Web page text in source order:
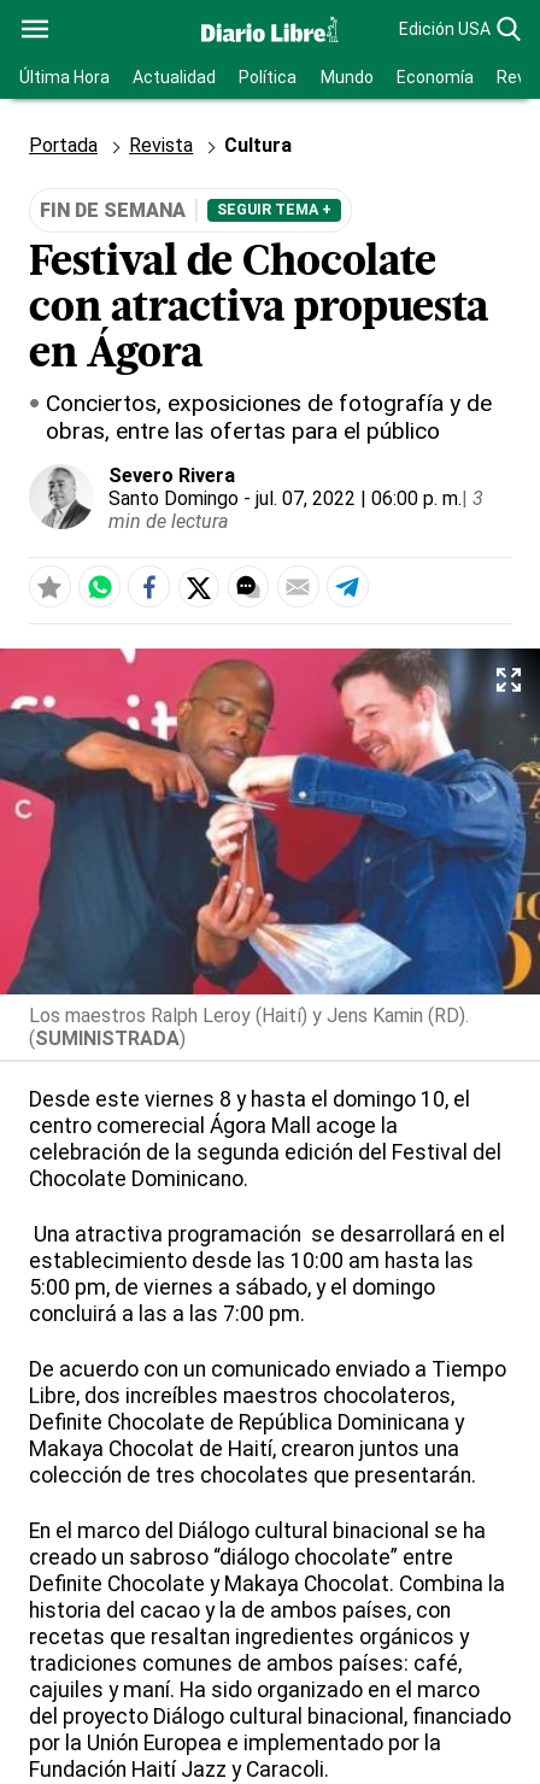
Edición USA
Última Hora Actualidad Política Mundo Economía
Portada Revista Cultura
FIN DE SEMANA SEGUIR TEMA +
Festival de Chocolate
con atractiva propuesta
en Ágora
Conciertos, exposiciones de fotografía y de
obras, entre las ofertas para el público
Severo Rivera
Santo Domingo - jul. 07, 2022 | 06:00 p. m.| 3
min de lectura
Los maestros Ralph Leroy (Haití) y Jens Kamin (RD).
(SUMINISTRADA)
Desde este viernes 8 y hasta el domingo 10, el
centro comerecial Ágora Mall acoge la
celebración de la segunda edición del Festival del
Chocolate Dominicano.
Una atractiva programación se desarrollará en el
establecimiento desde las 10:00 am hasta las
5:00 pm, de viernes a sábado, y el domingo
concluirá a las a las 7:00 pm.
De acuerdo con un comunicado enviado a Tiempo
Libre, dos increíbles maestros chocolateros,
Definite Chocolate de República Dominicana y
Makaya Chocolat de Haití, crearon juntos una
colección de tres chocolates que presentarán.
En el marco del Diálogo cultural binacional se ha
creado un sabroso “diálogo chocolate” entre
Definite Chocolate y Makaya Chocolat. Combina la
historia del cacao y la de ambos países, con
recetas que resaltan ingredientes orgánicos y
tradiciones comunes de ambos países: café,
cajuiles y maní. Ha sido organizado en el marco
del proyecto Diálogo cultural binacional, financiado
por la Unión Europea e implementado por la
Fundación Haití Jazz y Caracoli.